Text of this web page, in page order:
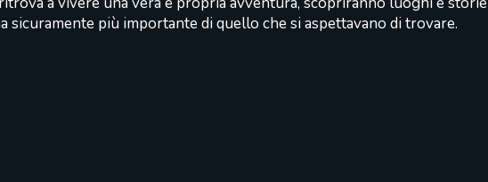
più importante di quello che si aspettavano di trovare.